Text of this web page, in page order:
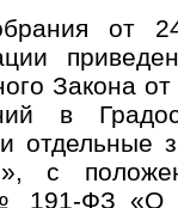
от
Закона
в
отдельные
с
191-ФЗ «О